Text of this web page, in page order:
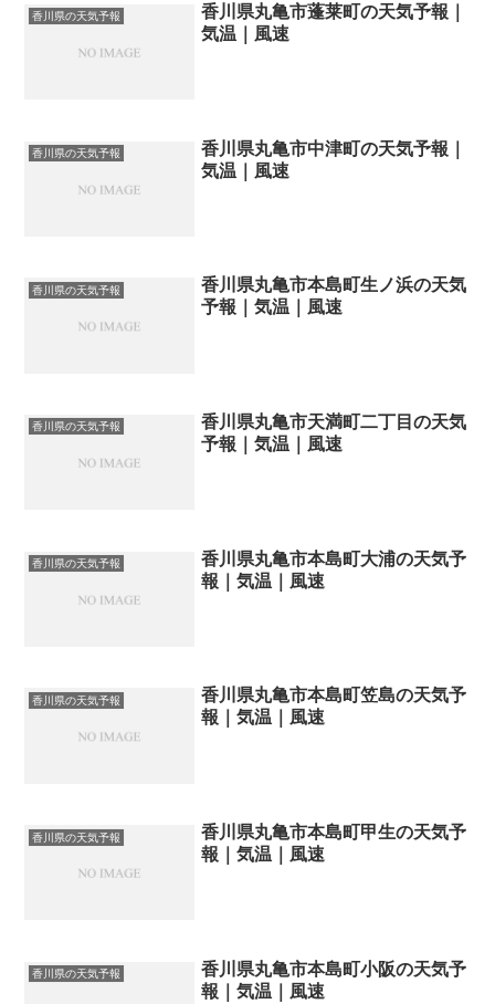
香川県の天気予報
香川県丸亀市蓬莱町の天気予報｜
気温｜風速
香川県の天気予報
香川県丸亀市中津町の天気予報｜
気温｜風速
香川県の天気予報
香川県丸亀市本島町生ノ浜の天気
予報｜気温｜風速
香川県の天気予報
香川県丸亀市天満町二丁目の天気
予報｜気温｜風速
香川県の天気予報
香川県丸亀市本島町大浦の天気予
報｜気温｜風速
香川県の天気予報
香川県丸亀市本島町笠島の天気予
報｜気温｜風速
香川県の天気予報
香川県丸亀市本島町甲生の天気予
報｜気温｜風速
香川県の天気予報
香川県丸亀市本島町小阪の天気予
報｜気温｜風速